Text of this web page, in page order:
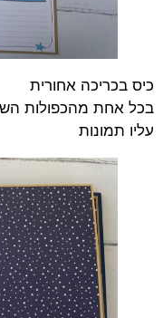
כיס בכריכה אחורית
בכל אחת מהכפולות
עליו תמונות